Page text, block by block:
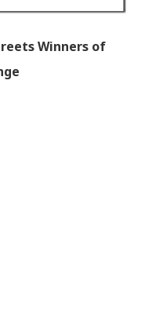
Winners of